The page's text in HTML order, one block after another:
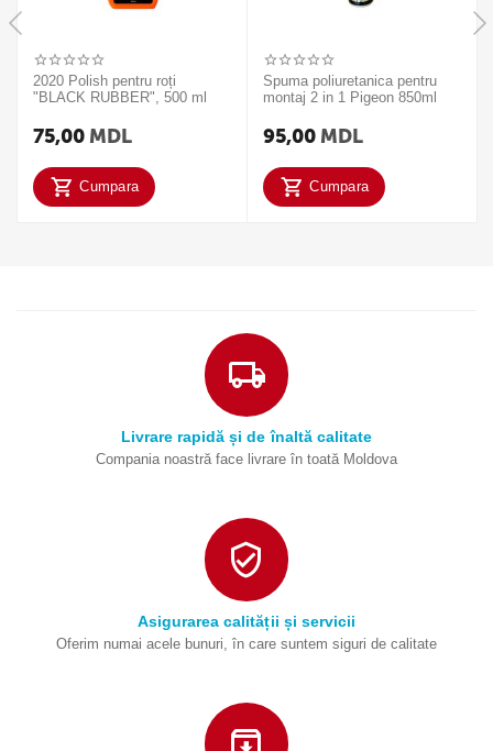
2020 Polish pentru roți
"BLACK RUBBER", 500 ml
75,00 MDL
Cumpara
Spuma poliuretanica pentru
montaj 2 in 1 Pigeon 850ml
95,00 MDL
Cumpara
Livrare rapidă și de înaltă calitate
Compania noastră face livrare în toată Moldova
Asigurarea calității și servicii
Oferim numai acele bunuri, în care suntem siguri de calitate